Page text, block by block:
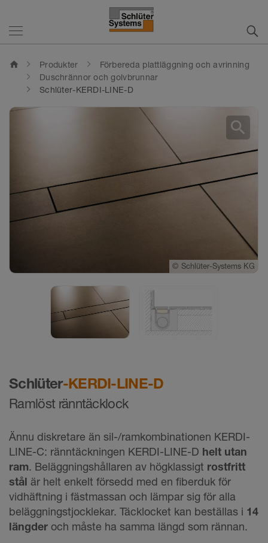
home Produkter
Förbereda plattläggning och avrinning
Duschrännor och golvbrunnar
Schlüter-KERDI-LINE-D
Schlüter-KERDI-LINE-D
Ramlöst ränntäcklock
Ännu diskretare än sil-/ramkombinationen KERDI-
LINE-C: ränntäckningen KERDI-LINE-D helt utan
ram. Beläggningshållaren av högklassigt rostfritt
stål är helt enkelt försedd med en fiberduk för
vidhäftning i fästmassan och lämpar sig för alla
beläggningstjocklekar. Täcklocket kan beställas i 14
längder och måste ha samma längd som rännan.
© Schlüter-Systems KG
© Schlüter-Systems KG
search